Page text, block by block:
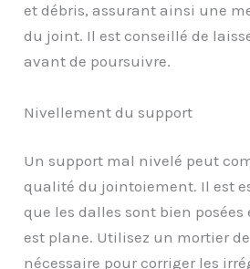
et débris, assurant ainsi une
du joint. Il est conseillé de
avant de poursuivre.
Nivellement du support
Un support mal nivelé peut
qualité du jointoiement. Il est
que les dalles sont bien posées
est plane. Utilisez un mortier
nécessaire pour corriger les